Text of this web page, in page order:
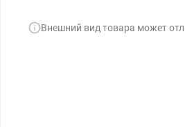
Внешний вид товара может